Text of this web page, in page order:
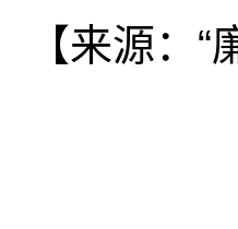
【来源：